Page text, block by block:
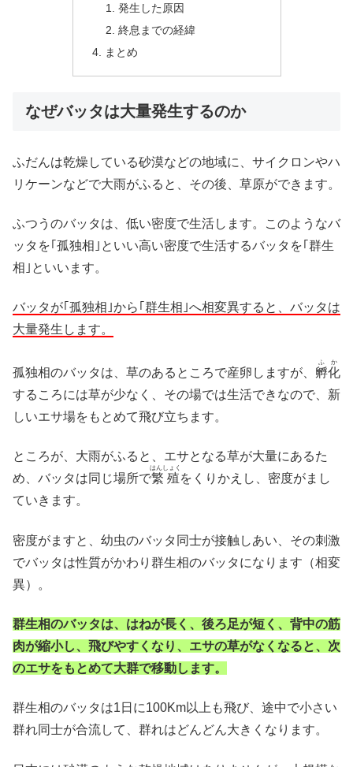
発生した原因
終息までの経緯
まとめ
なぜバッタは大量発生するのか
ふだんは乾燥している砂漠などの地域に、サイクロンやハ
リケーンなどで大雨がふると、その後、草原ができます。
ふつうのバッタは、低い密度で生活します。このようなバ
ッタを｢孤独相｣といい高い密度で生活するバッタを｢群生
相｣といいます。
バッタが｢孤独相｣から｢群生相｣へ相変異すると、バッタは
大量発生します。
孤独相のバッタは、草のあるところで産卵しますが、 孵化
ふか
するころには草が少なく、その場では生活できなので、新
しいエサ場をもとめて飛び立ちます。
ところが、大雨がふると、エサとなる草が大量にあるた
め、バッタは同じ場所で繁殖
はんしょく
をくりかえし、密度がまし
ていきます。
密度がますと、幼虫のバッタ同士が接触しあい、その刺激
でバッタは性質がかわり群生相のバッタになります（相変
異）。
群生相のバッタは、はねが長く、後ろ足が短く、背中の筋
肉が縮小し、飛びやすくなり、エサの草がなくなると、次
のエサをもとめて大群で移動します。
群生相のバッタは1日に100Km以上も飛び、途中で小さい
群れ同士が合流して、群れはどんどん大きくなります。